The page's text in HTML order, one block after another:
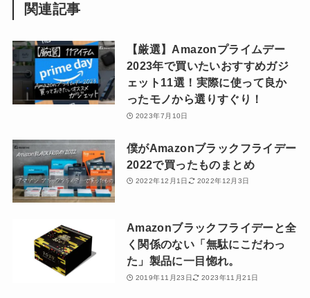
関連記事
【厳選】Amazonプライムデー
2023年で買いたいおすすめガジ
ェット11選！実際に使って良か
ったモノから選りすぐり！
2023年7月10日
僕がAmazonブラックフライデー
2022で買ったものまとめ
2022年12月1日 2022年12月3日
Amazonブラックフライデーと全
く関係のない「無駄にこだわっ
た」製品に一目惚れ。
2019年11月23日 2023年11月21日